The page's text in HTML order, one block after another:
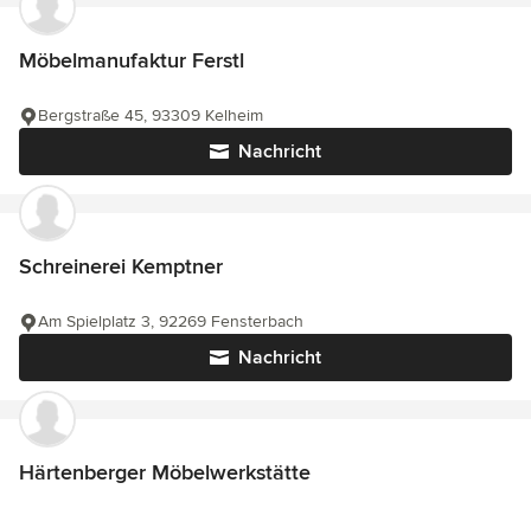
Möbelmanufaktur Ferstl
Nachricht
Bergstraße 45, 93309 Kelheim
Schreinerei Kemptner
Nachricht
Am Spielplatz 3, 92269 Fensterbach
Härtenberger Möbelwerkstätte